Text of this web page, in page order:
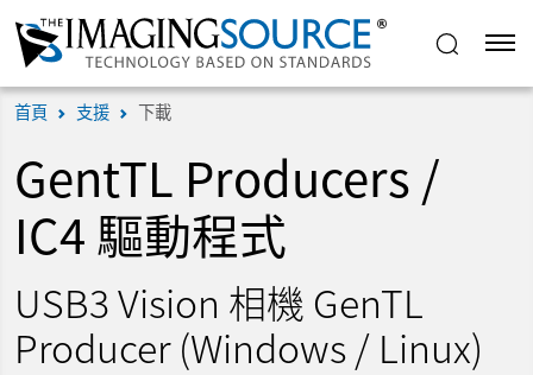
首頁 支援 下載
GentTL Producers /
IC4 驅動程式
USB3 Vision 相機 GenTL
Producer (Windows / Linux)